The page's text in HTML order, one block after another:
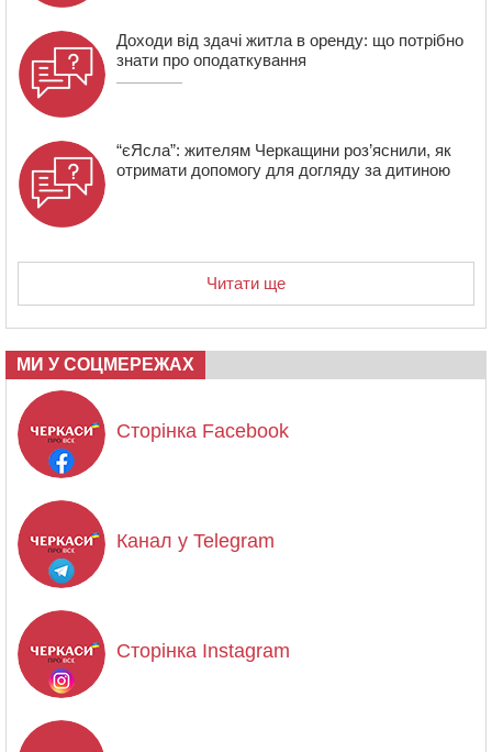
Доходи від здачі житла в оренду: що потрібно
знати про оподаткування
“єЯсла”: жителям Черкащини роз’яснили, як
отримати допомогу для догляду за дитиною
Читати ще
МИ У СОЦМЕРЕЖАХ
Сторінка Facebook
Канал у Telegram
Сторінка Instagram